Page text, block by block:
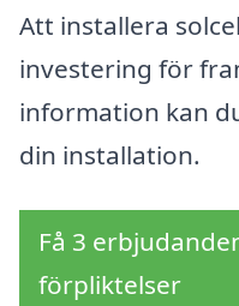
Att installera
investering för
information kan
din installation.
Få 3
förpliktelser